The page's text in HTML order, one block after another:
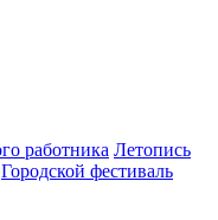
работника Летопись
Городской фестиваль